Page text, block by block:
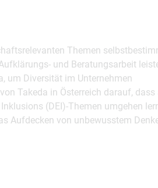
Themen
und Beratungsarbeit
um Diversität im Unternehmen
Takeda in Österreich darauf, dass
(DEI)-Themen umgehen
Aufdecken von unbewusstem